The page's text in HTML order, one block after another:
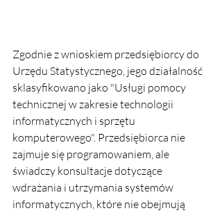
Zgodnie z wnioskiem przedsiębiorcy do
Urzędu Statystycznego, jego działalność
sklasyfikowano jako "Usługi pomocy
technicznej w zakresie technologii
informatycznych i sprzętu
komputerowego". Przedsiębiorca nie
zajmuje się programowaniem, ale
świadczy konsultacje dotyczące
wdrażania i utrzymania systemów
informatycznych, które nie obejmują